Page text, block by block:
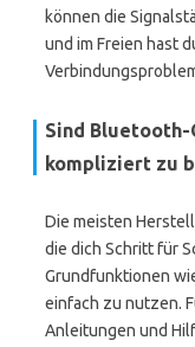
können die
und im Freien hast
Sind
kompliziert zu
Die meisten
die dich Schritt für
Grundfunktionen
einfach zu nutzen.
Anleitungen und